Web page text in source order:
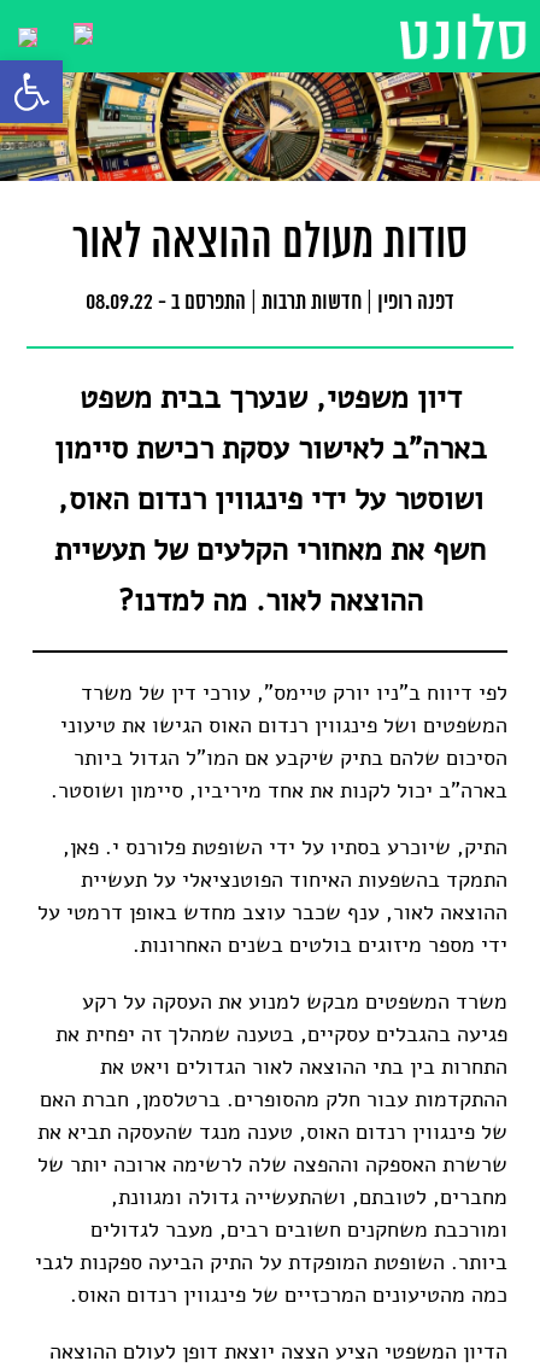
פתח
סודות מעולם ההוצאה לאור
דפנה רופין חדשות תרבות התפרסם ב - 08.09.22
דיון משפטי, שנערך בבית משפט
בארה"ב לאישור עסקת רכישת סיימון
ושוסטר על ידי פינגווין רנדום האוס,
חשף את מאחורי הקלעים של תעשיית
ההוצאה לאור. מה למדנו?
לפי דיווח ב"ניו יורק טיימס", עורכי דין של משרד
המשפטים ושל פינגווין רנדום האוס הגישו את טיעוני
הסיכום שלהם בתיק שיקבע אם המו"ל הגדול ביותר
בארה"ב יכול לקנות את אחד מיריביו, סיימון ושוסטר.
התיק, שיוכרע בסתיו על ידי השופטת פלורנס י. פאן,
התמקד בהשפעות האיחוד הפוטנציאלי על תעשיית
ההוצאה לאור, ענף שכבר עוצב מחדש באופן דרמטי על
ידי מספר מיזוגים בולטים בשנים האחרונות.
משרד המשפטים מבקש למנוע את העסקה על רקע
פגיעה בהגבלים עסקיים, בטענה שמהלך זה יפחית את
התחרות בין בתי ההוצאה לאור הגדולים ויאט את
ההתקדמות עבור חלק מהסופרים. ברטלסמן, חברת האם
של פינגווין רנדום האוס, טענה מנגד שהעסקה תביא את
שרשרת האספקה וההפצה שלה לרשימה ארוכה יותר של
מחברים, לטובתם, ושהתעשייה גדולה ומגוונת,
ומורכבת משחקנים חשובים רבים, מעבר לגדולים
ביותר. השופטת המופקדת על התיק הביעה ספקנות לגבי
כמה מהטיעונים המרכזיים של פינגווין רנדום האוס.
הדיון המשפטי הציע הצצה יוצאת דופן לעולם ההוצאה